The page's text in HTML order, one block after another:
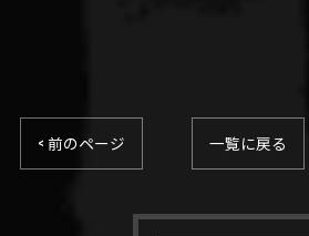
< 前のページ 一覧に戻る